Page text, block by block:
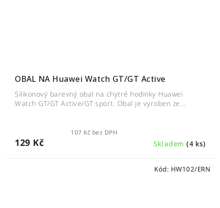
OBAL NA Huawei Watch GT/GT Active
Skladem (4 ks)
107 Kč bez DPH
129 Kč
Silikonový barevný obal na chytré hodinky Huawei
Watch GT/GT Active/GT sport. Obal je vyroben ze...
Kód: HW102/ERN